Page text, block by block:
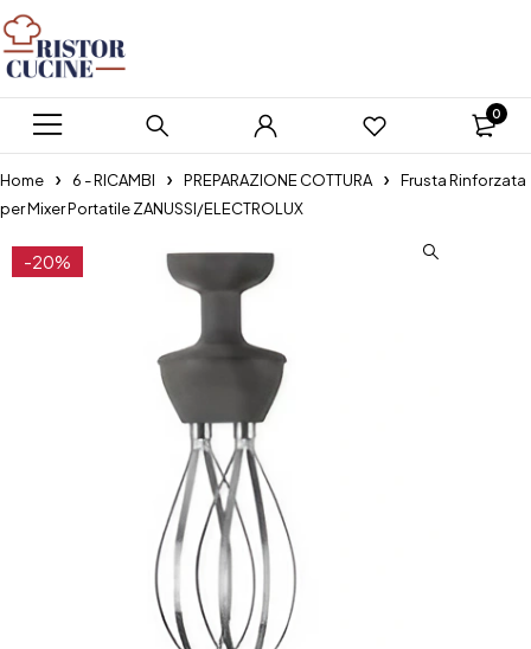
0
Home 6 - RICAMBI PREPARAZIONE COTTURA
Frusta Rinforzata
per Mixer Portatile ZANUSSI/ELECTROLUX
-20%